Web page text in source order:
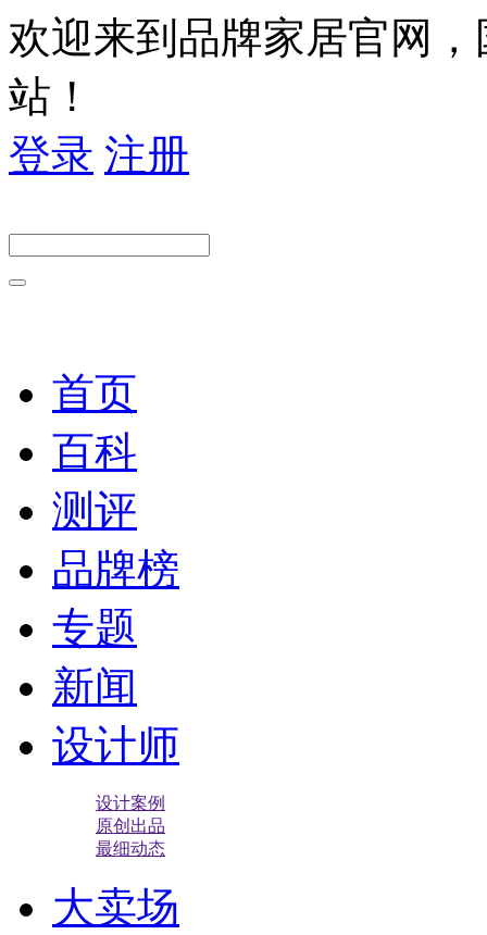
欢迎来到品牌家居官网
站！
登录 注册
首页
百科
测评
品牌榜
专题
新闻
设计师
设计案例
原创出品
最细动态
大卖场